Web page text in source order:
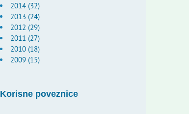
2014 (32)
2013 (24)
2012 (29)
2011 (27)
2010 (18)
2009 (15)
Korisne poveznice